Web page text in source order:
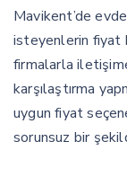
Mavikent’de
isteyenlerin fiyat
firmalarla
karşılaştırma
uygun fiyat
sorunsuz bir